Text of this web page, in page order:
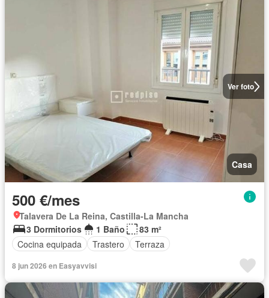
Ver foto
Casa
500 €/mes
Talavera De La Reina, Castilla-La Mancha
3 Dormitorios
1 Baño
83 m²
Cocina equipada
Trastero Terraza
8 jun 2026 en Easyavvisi